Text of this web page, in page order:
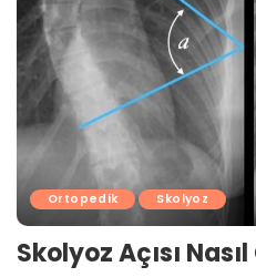
Ortopedik Skolyoz
Skolyoz Açısı